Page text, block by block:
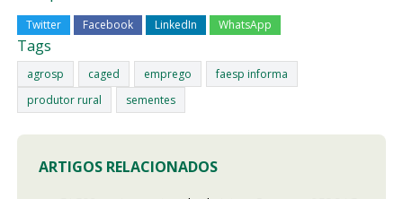
Twitter Facebook LinkedIn WhatsApp
Tags
agrosp caged emprego
faesp informa
produtor rural
sementes
ARTIGOS RELACIONADOS